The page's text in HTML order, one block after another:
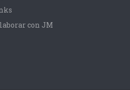
con JM